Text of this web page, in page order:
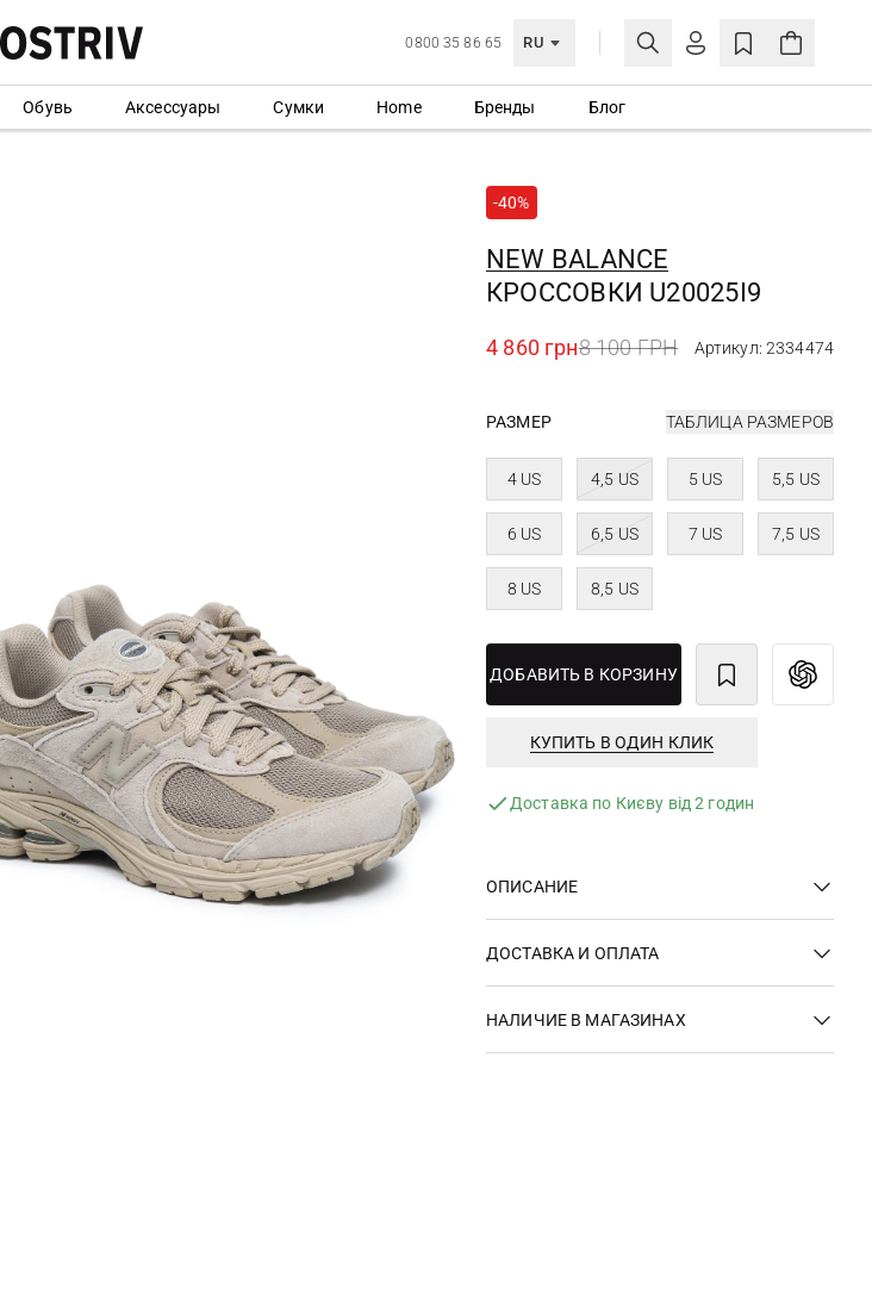
0800 35 86 65 RU
ЛИЧНЫЙ КАБИНЕТ
СОЗДАТЬ УЧЕТНУЮ ЗАПИСЬ
Обувь Аксессуары Сумки Home Бренды Блог
-40%
NEW BALANCE
КРОССОВКИ U20025I9
4 860 грн8 100 ГРН Артикул: 2334474
РАЗМЕР ТАБЛИЦА РАЗМЕРОВ
4 US 4,5 US 5 US 5,5 US
6 US 6,5 US 7 US 7,5 US
8 US 8,5 US
ДОБАВИТЬ В КОРЗИНУ
КУПИТЬ В ОДИН КЛИК
Доставка по Києву від 2 годин
ОПИСАНИЕ
ДОСТАВКА И ОПЛАТА
НАЛИЧИЕ В МАГАЗИНАХ